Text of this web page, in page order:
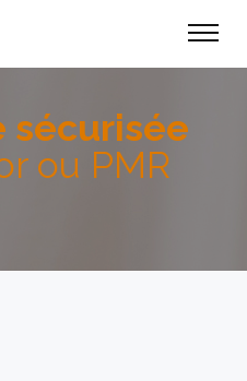
sécurisée
ou PMR